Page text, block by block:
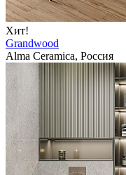
Хит!
Grandwood
Alma Ceramica, Россия